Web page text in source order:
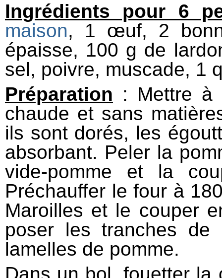
Ingrédients pour 6
maison, 1 œuf, 2
épaisse, 100 g de
sel, poivre, muscade, 1
Préparation : Mettre à
chaude et sans
ils sont dorés, les
absorbant. Peler la
vide-pomme et la
Préchauffer le four à
Maroilles et le couper
poser les tranches
lamelles de pomme.